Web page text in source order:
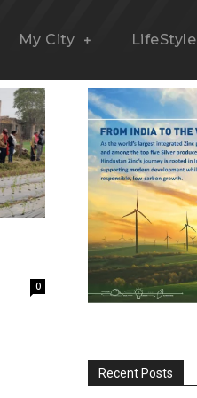
My City LifeStyle
0
Recent Posts